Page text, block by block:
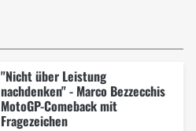
"Nicht über Leistung
nachdenken" - Marco Bezzecchis
MotoGP-Comeback mit
Fragezeichen